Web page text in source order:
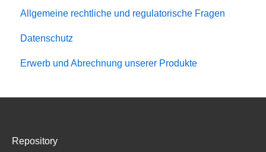
Allgemeine rechtliche und regulatorische Fragen
Datenschutz
Erwerb und Abrechnung unserer Produkte
Repository